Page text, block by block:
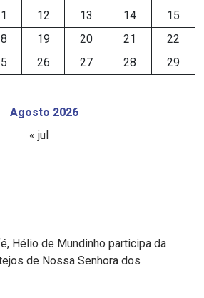
Agosto 2026
12 13 14
15
19 20 21
22
26 27 28
29
« jul
Hélio de Mundinho participa da
de Nossa Senhora dos